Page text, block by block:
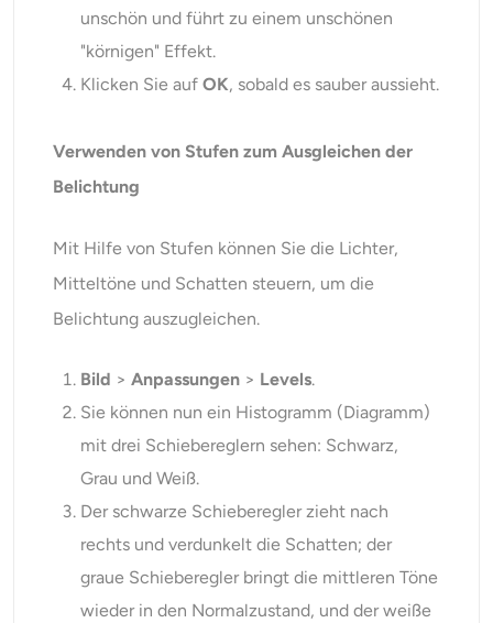
unschön und führt zu einem unschönen
"körnigen" Effekt.
Klicken Sie aufOK, sobald es sauber aussieht.
Verwenden von Stufen zum Ausgleichen der
Belichtung
Mit Hilfe von Stufen können Sie die Lichter,
Mitteltöne und Schatten steuern, um die
Belichtung auszugleichen.
Bild >Anpassungen > Levels.
Sie können nun ein Histogramm (Diagramm)
mit drei Schiebereglern sehen: Schwarz,
Grau und Weiß.
Der schwarze Schieberegler zieht nach
rechts und verdunkelt die Schatten; der
graue Schieberegler bringt die mittleren Töne
wieder in den Normalzustand, und der weiße